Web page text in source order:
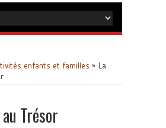
enfants et familles » La
Trésor